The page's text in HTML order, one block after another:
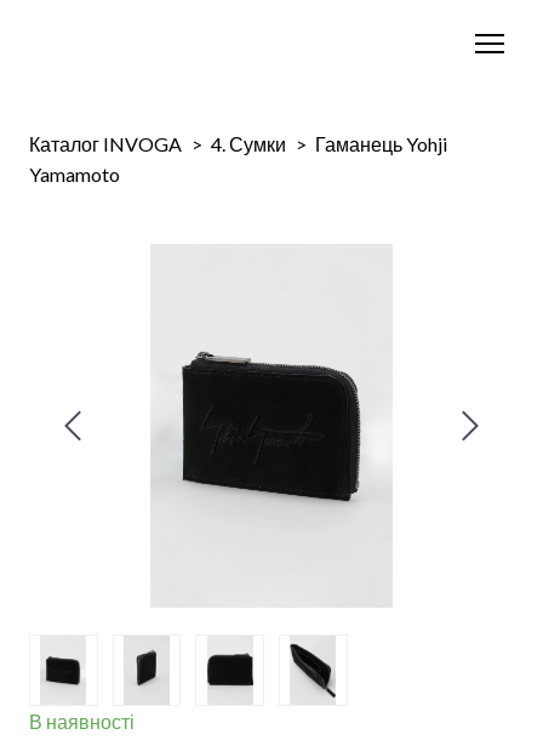
Каталог INVOGA 4. Сумки
Гаманець Yohji
Yamamoto
В наявності